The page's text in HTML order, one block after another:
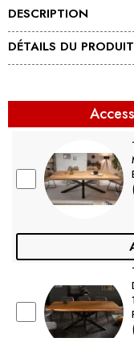
DESCRIPTION
DÉTAILS DU PRODUIT